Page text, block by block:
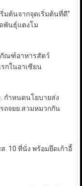
มต้นจากจุดเริ่มต้นที่ดี”
พันธุ์แตงโม
ภัณฑ์อาหารสัตว์
กในอาเซียน
. กำหนดนโยบายส่ง
ถจยย.สวมหมวกกัน
. 10 ที่นั่ง พร้อมยึดเก้าอี้